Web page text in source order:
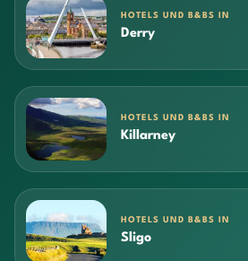
HOTELS UND B&BS IN
Derry
HOTELS UND B&BS IN
Killarney
HOTELS UND B&BS IN
Sligo